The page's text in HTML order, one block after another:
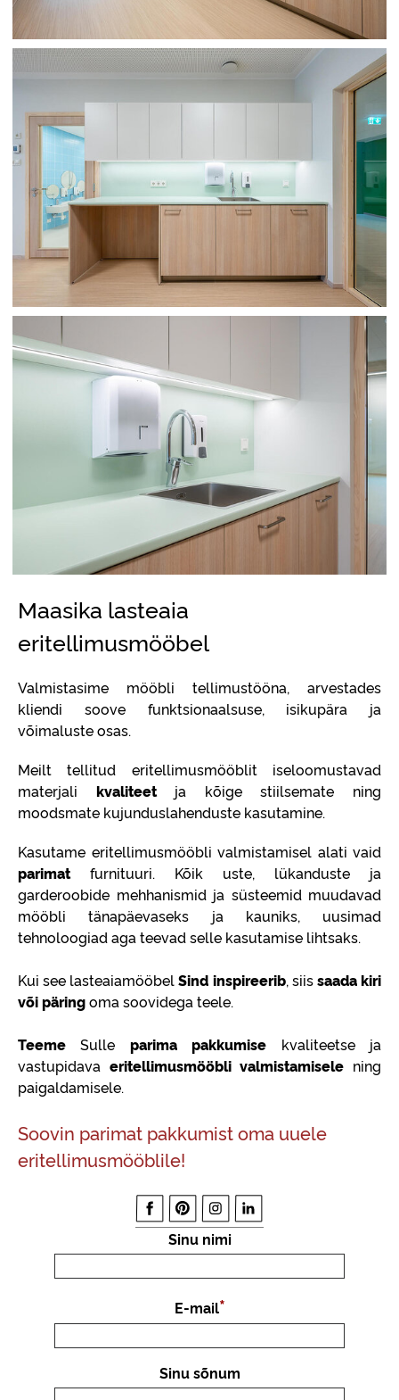
Maasika lasteaia
eritellimusmööbel
Valmistasime mööbli tellimustööna, arvestades
kliendi soove funktsionaalsuse, isikupära ja
võimaluste osas.
Meilt tellitud eritellimusmööblit iseloomustavad
materjali kvaliteet ja kõige stiilsemate ning
moodsmate kujunduslahenduste kasutamine.
Kasutame eritellimusmööbli valmistamisel alati vaid
parimatfurnituuri. Kõik uste, lükanduste ja
garderoobide mehhanismid ja süsteemid muudavad
mööbli tänapäevaseks ja kauniks, uusimad
tehnoloogiad aga teevad selle kasutamise lihtsaks.
Kui see lasteaiamööbelSind inspireerib, siissaada kiri
või päringoma soovidega teele.
Teeme Sulle parima pakkumise kvaliteetse ja
vastupidava eritellimusmööbli valmistamisele ning
paigaldamisele.
Soovin parimat pakkumist oma uuele
eritellimusmööblile!
Sinu nimi
E-mail
Sinu sõnum